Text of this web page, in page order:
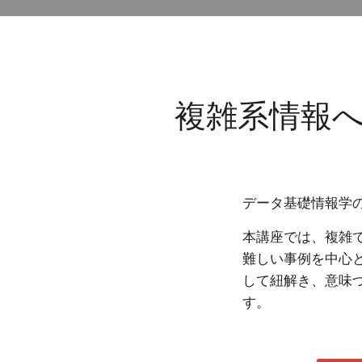
複雑系情報
データ基礎情報学
本講座では、複雑
難しい事例を中心
して紐解き、意味
す。